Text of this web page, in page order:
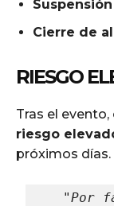
Cierre de
RIESGO
Tras el
riesgo
próximos días.
"Por